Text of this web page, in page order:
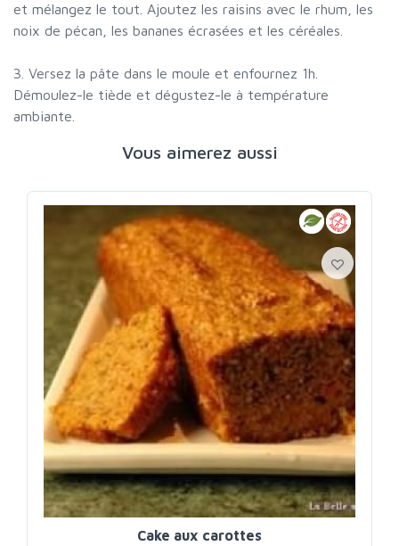
et mélangez le tout. Ajoutez les raisins avec le rhum, les
noix de pécan, les bananes écrasées et les céréales.
3. Versez la pâte dans le moule et enfournez 1h.
Démoulez-le tiède et dégustez-le à température
ambiante.
Vous aimerez aussi
Cake aux carottes